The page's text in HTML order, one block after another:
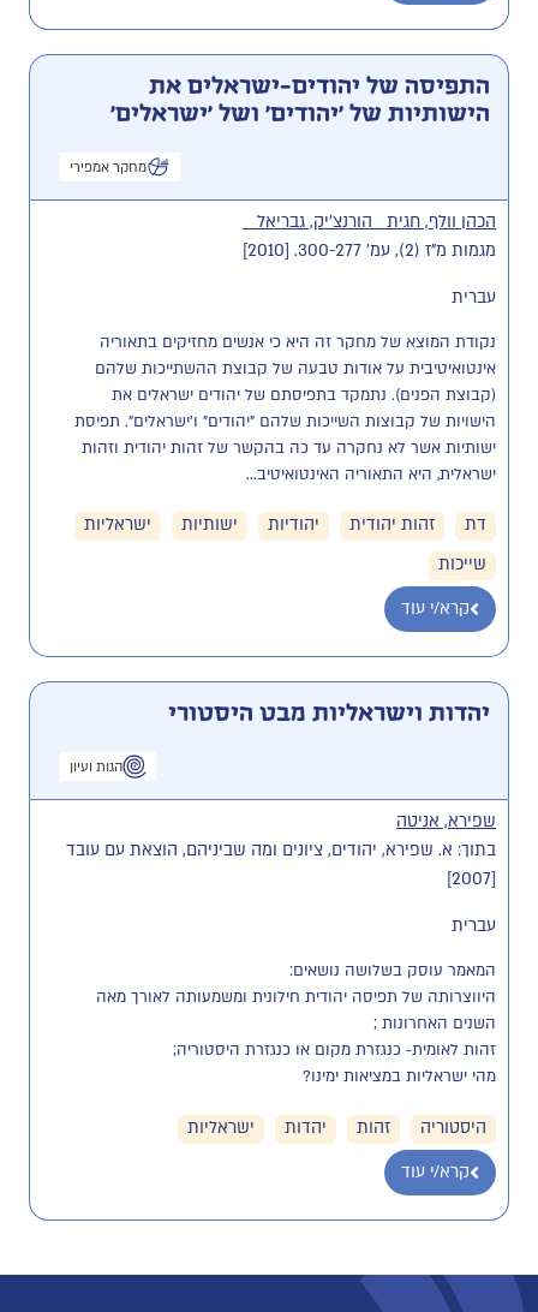
התפיסה של יהודים-ישראלים את
הישותיות של 'יהודים' ושל 'ישראלים'
מחקר אמפירי
הכהן וולף, חגית
הורנצ'יק, גבריאל
מגמות מ"ז (2), עמ' 300-277. [2010]
עברית
(קבוצת הפנים). נתמקד בתפיסתם של יהודים ישראלים את
הישויות של קבוצות השייכות שלהם "יהודים" ו'ישראלים". תפיסת
ישותיות אשר לא נחקרה עד כה בהקשר של זהות יהודית וזהות
ישראלית, היא התאוריה האינטואיטיב...
דת זהות יהודית יהודיות ישותיות
ישראליות
שייכות
קרא/י עוד
יהדות וישראליות מבט היסטורי
הגות ועיון
שפירא, אניטה
בתוך: א. שפירא, יהודים, ציונים ומה שביניהם, הוצאת עם עובד
[2007]
עברית
מהי ישראליות במציאות ימינו?
היסטוריה זהות יהדות
ישראליות
קרא/י עוד